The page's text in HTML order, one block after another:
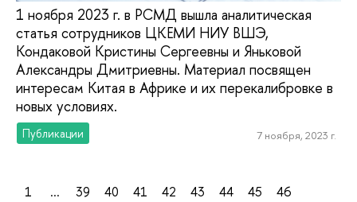
1 ноября 2023 г. в РСМД вышла аналитическая
статья сотрудников ЦКЕМИ НИУ ВШЭ,
Кондаковой Кристины Сергеевны и Яньковой
Александры Дмитриевны. Материал посвящен
интересам Китая в Африке и их перекалибровке в
новых условиях.
Публикации 7 ноября, 2023 г.
1 ... 39 40 41 42 43 44 45
46